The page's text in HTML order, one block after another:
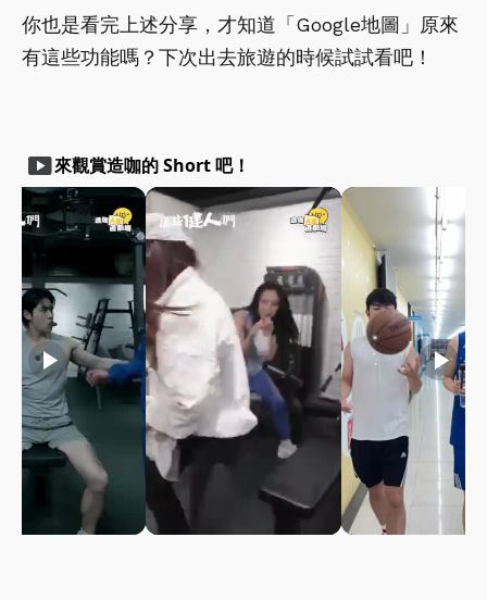
你也是看完上述分享，才知道「Google地圖」原來
有這些功能嗎？下次出去旅遊的時候試試看吧！
smart_display來觀賞造咖的 Short 吧！
play_arrow play_arrow play_arrow